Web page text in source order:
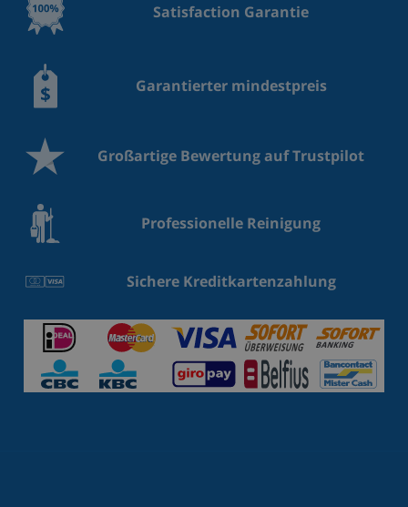
Satisfaction Garantie
Garantierter mindestpreis
Großartige Bewertung auf Trustpilot
Professionelle Reinigung
Sichere Kreditkartenzahlung